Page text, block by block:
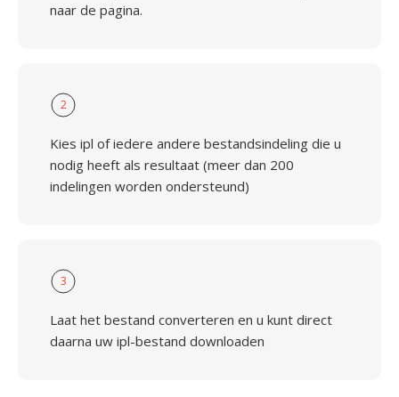
naar de pagina.
2
Kies ipl of iedere andere bestandsindeling die u
nodig heeft als resultaat (meer dan 200
indelingen worden ondersteund)
3
Laat het bestand converteren en u kunt direct
daarna uw ipl-bestand downloaden